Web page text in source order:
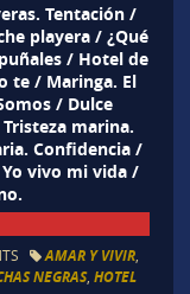
Tentación /
playera / ¿Qué
/ Hotel de
te / Maringa. El
/ Dulce
marina.
Confidencia /
vivo mi vida /
AMAR Y VIVIR,
NEGRAS, HOTEL